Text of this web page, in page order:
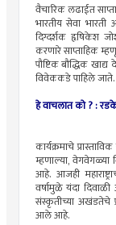
वैचारिक लढाईत
भारतीय सेवा
दिग्दर्शक हृषिकेश
करणारे साप्ताहिक
पौष्टिक बौद्धिक
विवेककडे पाहिले जाते.
हे वाचलात को ? :
कार्यक्रमाचे
म्हणाल्या, वेगवेगळ्या
आहे. आजही
वर्षामुळे यंदा
संस्कृतीच्या अखंडतेचे
आले आहे.